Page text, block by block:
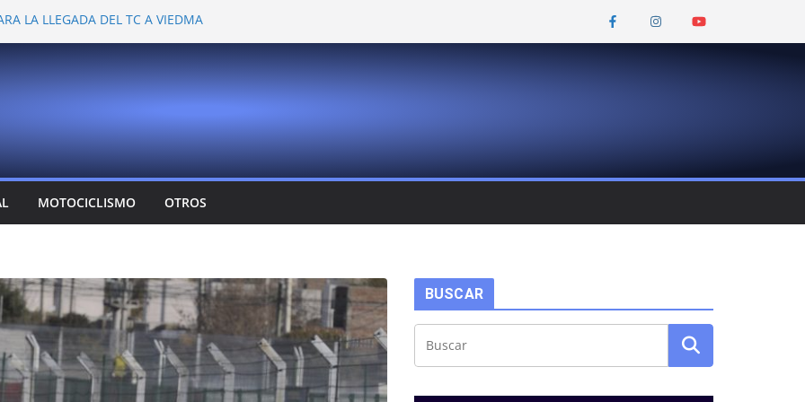
LA LLEGADA DEL TC A VIEDMA
EN LA PLATA
VER A TANTOS PILOTOS
DEJÓ CAMBIOS EN LOS CAMPEONATOS
CONFIRMA SU REGRESO AL TOP RACE
MOTOCICLISMO OTROS
BUSCAR